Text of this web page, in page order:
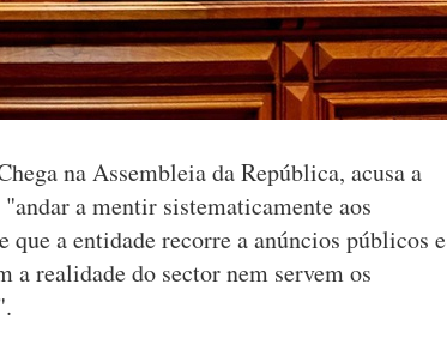
na Assembleia da República, acusa a
a mentir sistematicamente aos
que a entidade recorre a anúncios públicos e
a realidade do sector nem servem os